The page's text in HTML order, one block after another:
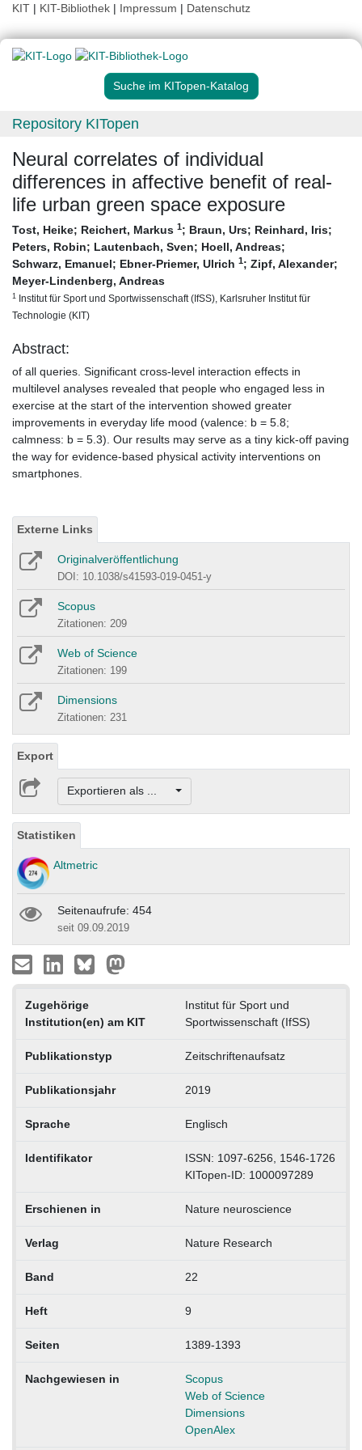
KIT | KIT-Bibliothek | Impressum | Datenschutz
Suche im KITopen-Katalog
Repository KITopen
Neural correlates of individual
differences in affective benefit of real-
life urban green space exposure
Tost, Heike; Reichert, Markus 1; Braun, Urs; Reinhard, Iris;
Peters, Robin; Lautenbach, Sven; Hoell, Andreas;
Schwarz, Emanuel; Ebner-Priemer, Ulrich 1; Zipf, Alexander;
Meyer-Lindenberg, Andreas
1 Institut für Sport und Sportwissenschaft (IfSS), Karlsruher Institut für
Technologie (KIT)
Abstract:
of all queries. Significant cross-level interaction effects in
multilevel analyses revealed that people who engaged less in
exercise at the start of the intervention showed greater
improvements in everyday life mood (valence: b = 5.8;
calmness: b = 5.3). Our results may serve as a tiny kick-off paving
the way for evidence-based physical activity interventions on
smartphones.
Externe Links
Originalveröffentlichung
DOI: 10.1038/s41593-019-0451-y
Scopus
Zitationen: 209
Web of Science
Zitationen: 199
Dimensions
Zitationen: 231
Export
Exportieren als ...
Statistiken
Altmetric
Seitenaufrufe: 454
seit 09.09.2019
Zugehörige
Institution(en) am KIT
Institut für Sport und
Sportwissenschaft (IfSS)
Publikationstyp Zeitschriftenaufsatz
Publikationsjahr 2019
Sprache Englisch
Identifikator
ISSN: 1097-6256, 1546-1726
KITopen-ID: 1000097289
Erschienen in Nature neuroscience
Verlag Nature Research
Band 22
Heft 9
Seiten 1389-1393
Nachgewiesen in
Scopus
Web of Science
Dimensions
OpenAlex